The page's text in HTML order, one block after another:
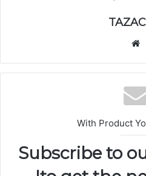
الوي
ب
With Product
Subscribe to